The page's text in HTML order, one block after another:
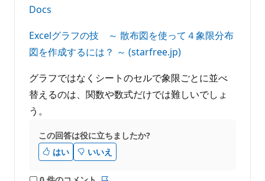
Docs
Excelグラフの技 ～ 散布図を使って４象限分布
図を作成するには？ ～ (starfree.jp)
グラフではなくシートのセルで象限ごとに並べ
替えるのは、関数や数式だけでは難しいでしょ
う。
この回答は役に立ちましたか?
はい
いいえ